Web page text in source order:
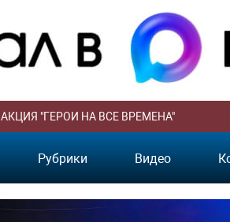
АКЦИЯ "ГЕРОИ НА ВСЕ ВРЕМЕНА"
Рубрики Видео